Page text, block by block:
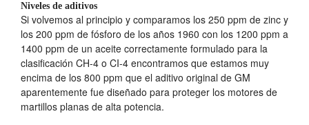
Niveles de aditivos
Si volvemos al principio y comparamos los 250 ppm de zinc y
los 200 ppm de fósforo de los años 1960 con los 1200 ppm a
1400 ppm de un aceite correctamente formulado para la
clasificación CH-4 o CI-4 encontramos que estamos muy
encima de los 800 ppm que el aditivo original de GM
aparentemente fue diseñado para proteger los motores de
martillos planas de alta potencia.